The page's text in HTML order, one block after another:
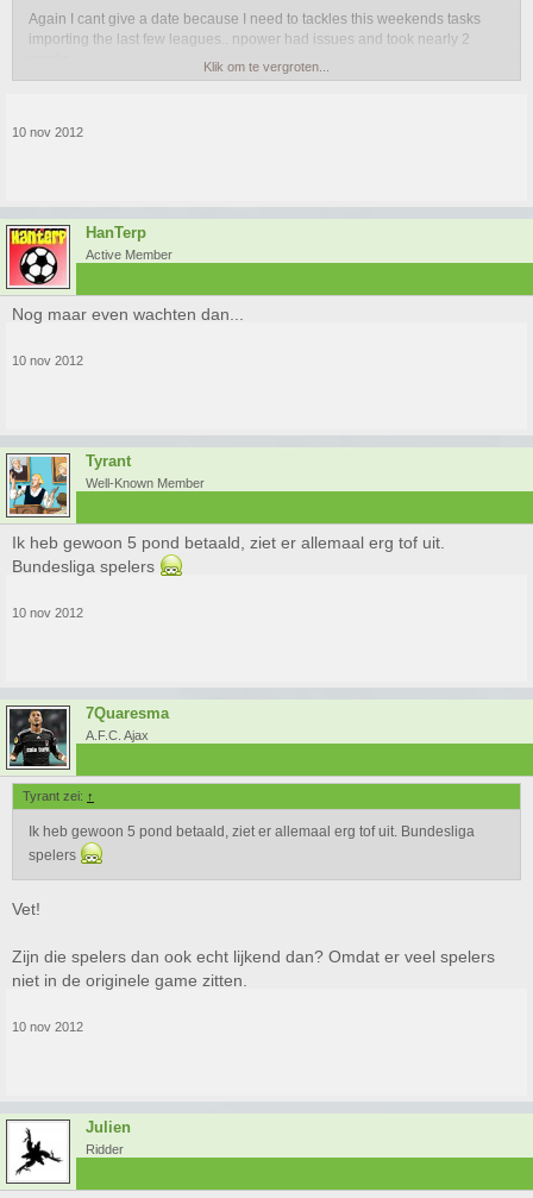
Again I cant give a date because I need to tackles this weekends tasks
importing the last few leagues.. npower had issues and took nearly 2
Klik om te vergroten...
10 nov 2012
HanTerp
Active Member
Nog maar even wachten dan...
10 nov 2012
Tyrant
Well-Known Member
Ik heb gewoon 5 pond betaald, ziet er allemaal erg tof uit.
Bundesliga spelers
10 nov 2012
7Quaresma
A.F.C. Ajax
Tyrant zei: ↑
Ik heb gewoon 5 pond betaald, ziet er allemaal erg tof uit. Bundesliga
spelers
Vet!
Zijn die spelers dan ook echt lijkend dan? Omdat er veel spelers
niet in de originele game zitten.
10 nov 2012
Julien
Ridder